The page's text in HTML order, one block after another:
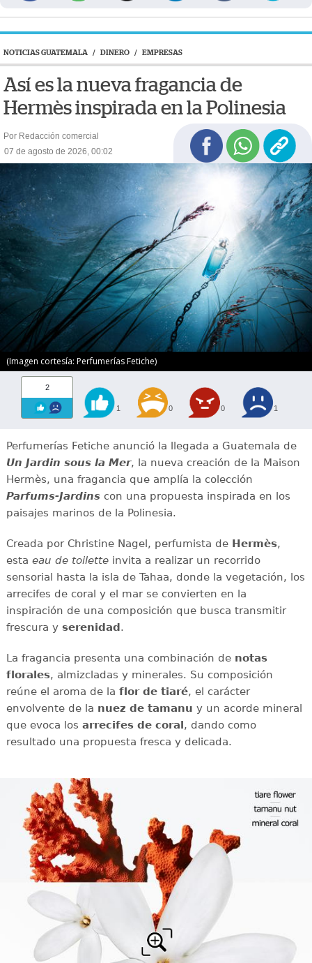
NOTICIAS GUATEMALA / DINERO / EMPRESAS
Así es la nueva fragancia de
Hermès inspirada en la Polinesia
Por Redacción comercial
07 de agosto de 2026, 00:02
(Imagen cortesía: Perfumerías Fetiche)
2
1 0 0 1
Perfumerías Fetiche anunció la llegada a Guatemala de
Un Jardin sous la Mer, la nueva creación de la Maison
Hermès, una fragancia que amplía la colección
Parfums-Jardinscon una propuesta inspirada en los
paisajes marinos de la Polinesia.
Creada por Christine Nagel, perfumista de Hermès,
esta eau de toiletteinvita a realizar un recorrido
sensorial hasta la isla de Tahaa, donde la vegetación, los
arrecifes de coral y el mar se convierten en la
inspiración de una composición que busca transmitir
frescura y serenidad.
La fragancia presenta una combinación de notas
florales, almizcladas y minerales. Su composición
reúne el aroma de la flor de tiaré, el carácter
envolvente de la nuez de tamanu y un acorde mineral
que evoca los arrecifes de coral, dando como
resultado una propuesta fresca y delicada.